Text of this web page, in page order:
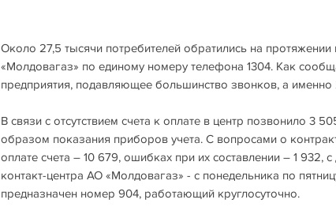
Около 27,5 тысячи потребителей обратились на
«Молдовагаз» по единому номеру телефона 1304. Как
предприятия, подавляющее большинство звонков, а именно
В связи с отсутствием счета к оплате в центр позвонило 3
образом показания приборов учета. С вопросами о
оплате счета – 10 679, ошибках при их составлении – 1
контакт-центра АО «Молдовагаз» - с понедельника по
предназначен номер 904, работающий круглосуточно.